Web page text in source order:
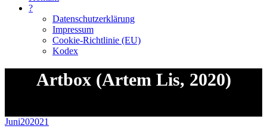
?
Datenschutzerklärung
Impressum
Cookie-Richtlinie (EU)
Kodex
Artbox (Artem Lis, 2020)
Juni202021